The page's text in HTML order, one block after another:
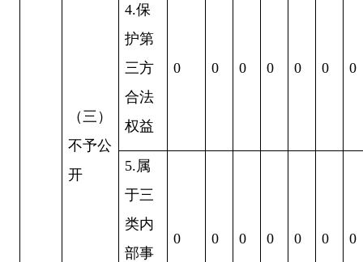
（三）
不予公
开
4.保
护第
三方
合法
权益
0 0 0 0 0 0 0
5.属
于三
类内
部事
0 0 0 0 0 0 0